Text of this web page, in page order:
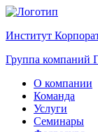
Институт
Группа компаний
О компании
Команда
Услуги
Семинары